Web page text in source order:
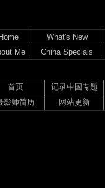
Home What's New
Me
China Specials
首页 记录中国专题
影师简历
网站更新